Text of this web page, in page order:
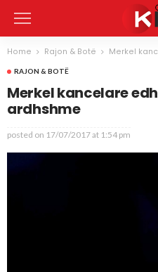
Home Rajon & Botë Merkel
RAJON & BOTË
Merkel kancelare
ardhshme
posted on 17/07/2017 at 1:54 pm